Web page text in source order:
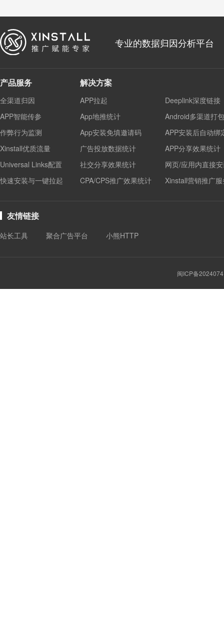
专业的数据归因分析平台
产品服务
全渠道归因
APP智能传参
作弊行为监测
Xinstall优质流量
Universal Links配置
快速安装与一键拉起
解决方案
APP拉起
Deeplink深度链接
App地推统计
Android多渠道打包
App安装免填邀请码
APP安装后自动绑
广告投放数据统计
APP分享效果统计
社交分享效果统计
网页/应用内直接
CPA/CPS推广效果统计
Xinstall营销推广
友情链接
站长工具 聚合广告平台 小熊HTTP
闽ICP备